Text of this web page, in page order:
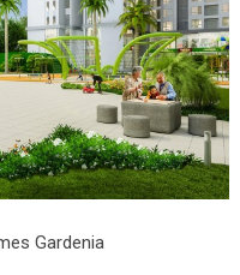
Gardenia